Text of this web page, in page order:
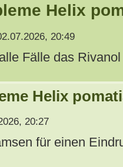
Helix
20:49
Fälle das Rivanol
Helix
20:27
für einen